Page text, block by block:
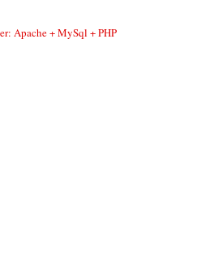
Apache + MySql + PHP